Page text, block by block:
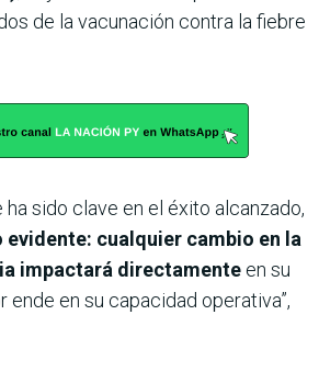
de la vacunación contra la fiebre
ha sido clave en el éxito alcanzado,
evidente: cualquier cambio en la
impactará directamente en su
ende en su capacidad operativa”,